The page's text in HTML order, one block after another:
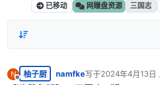
已移动 网赚盘资源 三国志
N
离线
柚子厨 namfke写于2024年4月13日
最后由 namfke 编辑